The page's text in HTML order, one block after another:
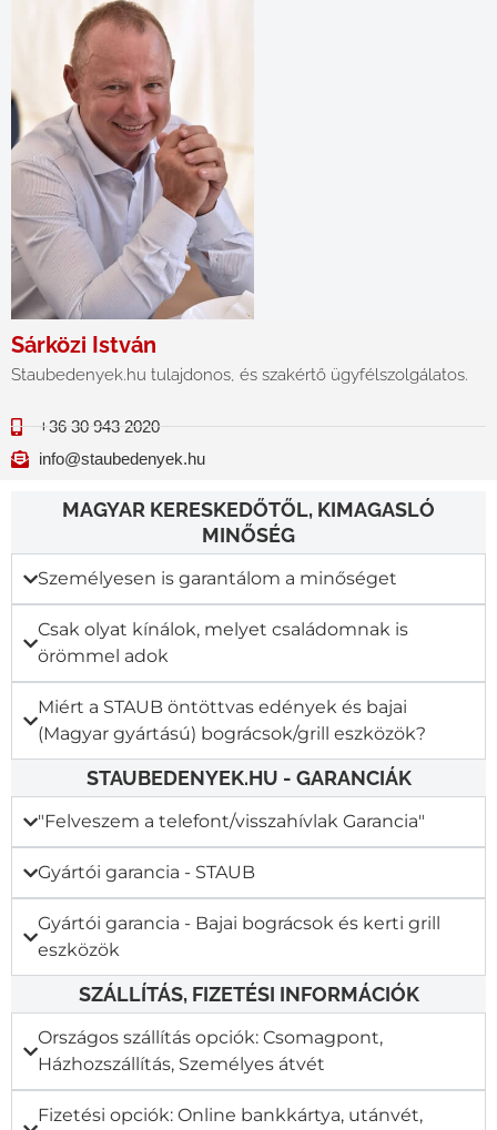
Sárközi István
Staubedenyek.hu tulajdonos, és szakértő ügyfélszolgálatos.
+36 30 943 2020
info@staubedenyek.hu
MAGYAR KERESKEDŐTŐL, KIMAGASLÓ
MINŐSÉG
Személyesen is garantálom a minőséget
Csak olyat kínálok, melyet családomnak is
örömmel adok
Miért a STAUB öntöttvas edények és bajai
(Magyar gyártású) bográcsok/grill eszközök?
STAUBEDENYEK.HU - GARANCIÁK
"Felveszem a telefont/visszahívlak Garancia"​
Gyártói garancia - STAUB
Gyártói garancia - Bajai bográcsok és kerti grill
eszközök
SZÁLLÍTÁS, FIZETÉSI INFORMÁCIÓK
Országos szállítás opciók: Csomagpont,
Házhozszállítás, Személyes átvét
Fizetési opciók: Online bankkártya, utánvét,